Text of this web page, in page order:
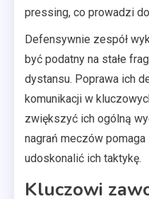
pressing, co prowadzi
Defensywnie zespół
być podatny na stałe
dystansu. Poprawa ich
komunikacji w
zwiększyć ich ogólną
nagrań meczów
udoskonalić ich taktykę.
Kluczowi